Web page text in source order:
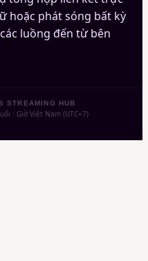
hoặc phát sóng bất kỳ
luồng đến từ bên
STREAMING HUB
· Giờ Việt Nam (UTC+7)